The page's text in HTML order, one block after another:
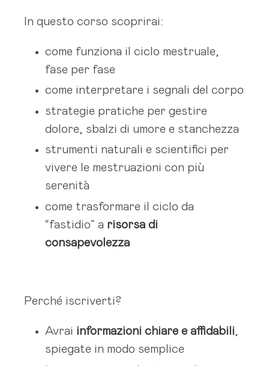
In questo corso scoprirai:
come funziona il ciclo mestruale,
fase per fase
come interpretare i segnali del corpo
strategie pratiche per gestire
dolore, sbalzi di umore e stanchezza
strumenti naturali e scientifici per
vivere le mestruazioni con più
serenità
come trasformare il ciclo da
“fastidio” a risorsa di
consapevolezza
Perché iscriverti?
Avrai informazioni chiare e affidabili,
spiegate in modo semplice